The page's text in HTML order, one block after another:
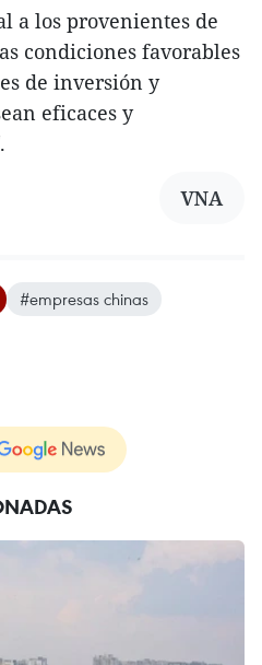
a los provenientes de
condiciones favorables
de inversión y
eficaces y
VNA
#empresas chinas